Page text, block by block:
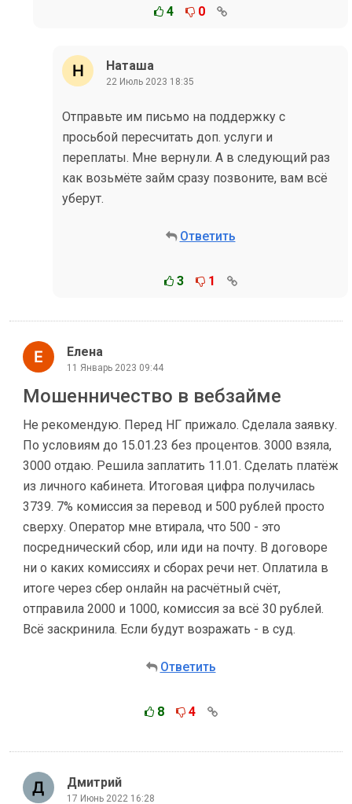
4 0
Наташа
22 Июль 2023 18:35
Отправьте им письмо на поддержку с
просьбой пересчитать доп. услуги и
переплаты. Мне вернули. А в следующий раз
как возьмёте займ сразу позвоните, вам всё
уберут.
Ответить
3 1
Елена
11 Январь 2023 09:44
Мошенничество в вебзайме
Не рекомендую. Перед НГ прижало. Сделала заявку.
По условиям до 15.01.23 без процентов. 3000 взяла,
3000 отдаю. Решила заплатить 11.01. Сделать платёж
из личного кабинета. Итоговая цифра получилась
3739. 7% комиссия за перевод и 500 рублей просто
сверху. Оператор мне втирала, что 500 - это
посреднический сбор, или иди на почту. В договоре
ни о каких комиссиях и сборах речи нет. Оплатила в
итоге через сбер онлайн на расчётный счёт,
отправила 2000 и 1000, комиссия за всё 30 рублей.
Всё заскринила. Если будут возражать - в суд.
Ответить
8 4
Дмитрий
17 Июнь 2022 16:28